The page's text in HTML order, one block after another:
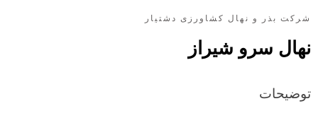
شرکت بذر و نهال کشاورزی دشتیار
نهال سرو شیراز
توضیحات